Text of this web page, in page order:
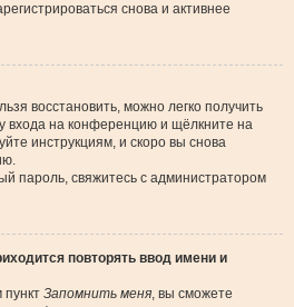
снова и активнее
восстановить, можно легко получить
входа на конференцию и щёлкните на
инструкциям, и скоро вы снова
пароль, свяжитесь с администратором
повторять ввод имени и
Запомнить меня, вы сможете